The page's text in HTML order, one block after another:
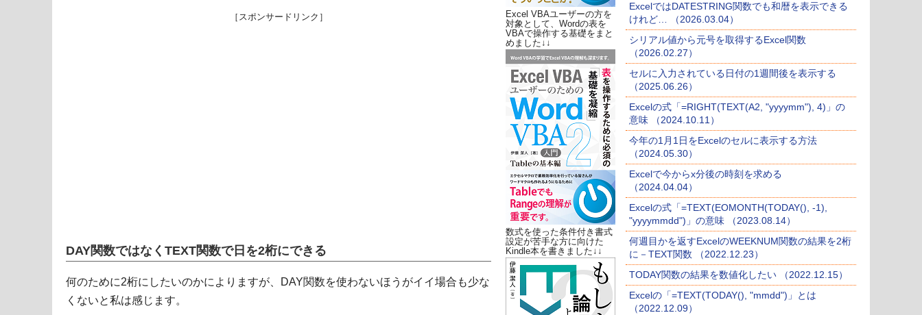
［スポンサードリンク］
DAY関数ではなくTEXT関数で日を2桁にできる
何のために2桁にしたいのかによりますが、DAY関数を使わないほうがイイ場合も少な
くないと私は感じます。
Excel VBAユーザーの方を
対象として、Wordの表を
VBAで操作する基礎をまと
めました↓↓
数式を使った条件付き書式
設定が苦手な方に向けた
Kindle本を書きました↓↓
ExcelではDATESTRING関数でも和暦を表示できる
けれど… （2026.03.04）
シリアル値から元号を取得するExcel関数
（2026.02.27）
セルに入力されている日付の1週間後を表示する
（2025.06.26）
Excelの式「=RIGHT(TEXT(A2, "yyyymm"), 4)」の
意味 （2024.10.11）
今年の1月1日をExcelのセルに表示する方法
（2024.05.30）
Excelで今からx分後の時刻を求める
（2024.04.04）
Excelの式「=TEXT(EOMONTH(TODAY(), -1),
"yyyymmdd")」の意味 （2023.08.14）
何週目かを返すExcelのWEEKNUM関数の結果を2桁
に－TEXT関数 （2022.12.23）
TODAY関数の結果を数値化したい （2022.12.15）
Excelの「=TEXT(TODAY(), "mmdd")」とは
（2022.12.09）